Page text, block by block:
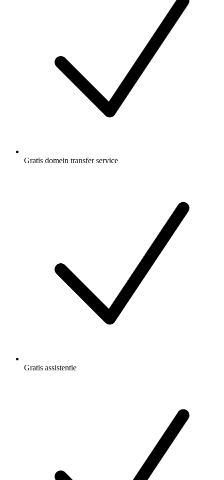
Gratis domein transfer service
Gratis assistentie